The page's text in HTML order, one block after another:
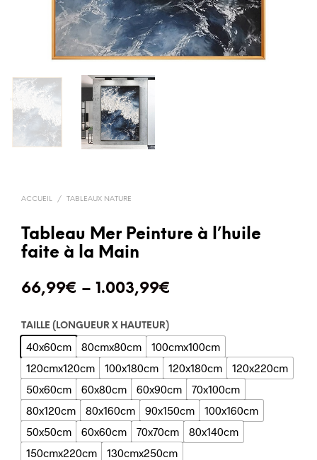
ACCUEIL / TABLEAUX NATURE
Tableau Mer Peinture à l’huile
faite à la Main
66,99€ – 1.003,99€
TAILLE (LONGUEUR X HAUTEUR)
40x60cm 80cmx80cm
100cmx100cm
120cmx120cm
100x180cm 120x180cm
120x220cm
50x60cm
60x80cm 60x90cm
70x100cm
80x120cm
80x160cm 90x150cm
100x160cm
50x50cm
60x60cm 70x70cm
80x140cm
150cmx220cm
130cmx250cm